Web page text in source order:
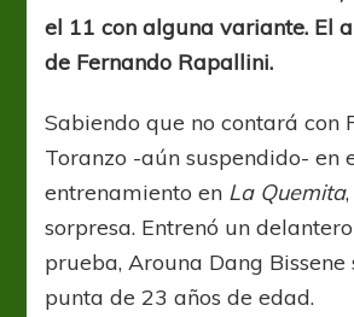
el 11 con alguna variante. El
de Fernando Rapallini.
Sabiendo que no contará con
Toranzo -aún suspendido- en
entrenamiento en La Quemita
sorpresa. Entrenó un
prueba, Arouna Dang Bissene
punta de 23 años de edad.